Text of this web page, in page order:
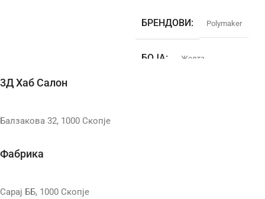
БРЕНДОВИ Polymaker
БОЈА Жолта
3Д Хаб Салон
Балзакова 32, 1000 Скопје
Фабрика
Сарај ББ, 1000 Скопје